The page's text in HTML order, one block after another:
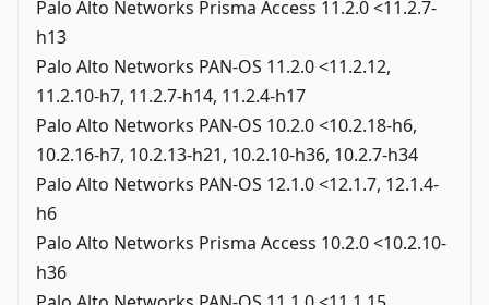
Palo Alto Networks Prisma Access 11.2.0 <11.2.7-
h13
Palo Alto Networks PAN-OS 11.2.0 <11.2.12,
11.2.10-h7, 11.2.7-h14, 11.2.4-h17
Palo Alto Networks PAN-OS 10.2.0 <10.2.18-h6,
10.2.16-h7, 10.2.13-h21, 10.2.10-h36, 10.2.7-h34
Palo Alto Networks PAN-OS 12.1.0 <12.1.7, 12.1.4-
h6
Palo Alto Networks Prisma Access 10.2.0 <10.2.10-
h36